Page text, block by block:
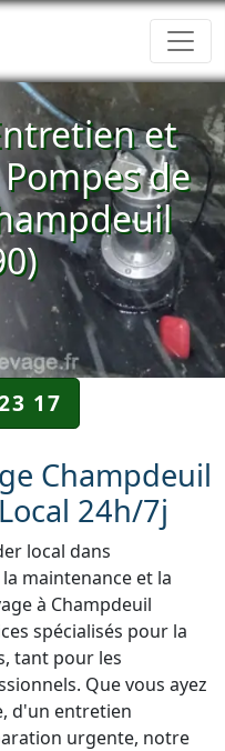
et
de
17
Champdeuil
24h/7j
local dans
maintenance et la
à Champdeuil
spécialisés pour la
tant pour les
Que vous ayez
d'un entretien
urgente, notre